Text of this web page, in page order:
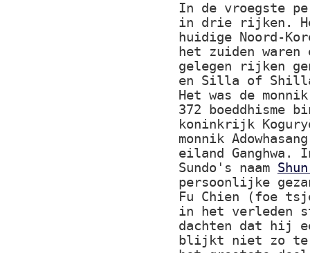
In de vroegste
in drie rijken.
huidige Noord-
het zuiden
gelegen rijken
en Silla of
Het was de
372 boeddhisme
koninkrijk
monnik
eiland
Sundo's naam
persoonlijke
Fu Chien (foe
in het verleden
dachten dat hij
blijkt niet zo te